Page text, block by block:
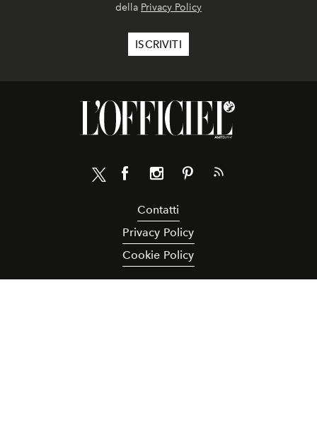
della Privacy Policy
Contatti
Privacy Policy
Cookie Policy